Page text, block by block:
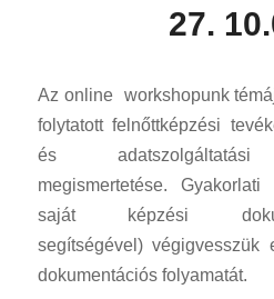
27.
Az online workshopunk
folytatott felnőttképzési
és adatszolgáltatási
megismertetése.
saját képzési
segítségével) végigvesszük
dokumentációs folyamatát.